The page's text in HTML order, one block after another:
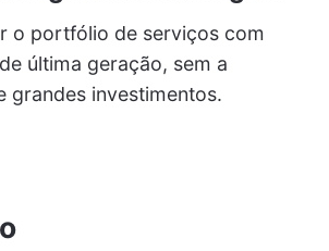
o portfólio de serviços com
última geração, sem a
grandes investimentos.